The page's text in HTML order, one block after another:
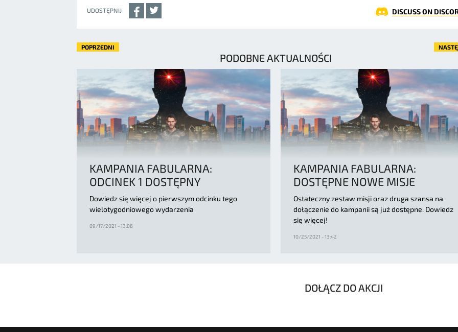
UDOSTĘPNIJ DISCUSS ON
POPRZEDNI
PODOBNE AKTUALNOŚCI
KAMPANIA FABULARNA:
ODCINEK 1 DOSTĘPNY
Dowiedz się więcej o pierwszym odcinku tego
wielotygodniowego wydarzenia
09/17/2021 - 13:06
KAMPANIA FABULARNA:
DOSTĘPNE NOWE MISJE
Ostateczny zestaw misji oraz druga szansa na
dołączenie do kampanii są już dostępne. Dowiedz
się więcej!
10/25/2021 - 13:42
DOŁĄCZ DO AKCJI